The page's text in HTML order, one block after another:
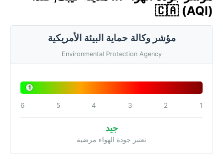
🇨🇦 (AQI)
مؤشر وكالة حماية البيئة الأمريكية
Environmental Protection Agency
1
1
2
3
4
5
6
جيد
تعتبر جودة الهواء مرضية